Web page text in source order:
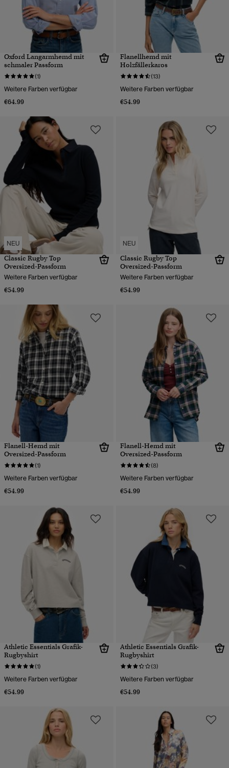
Oxford Langarmhemd mit
schmaler Passform
(1)
Weitere Farben verfügbar
€64.99
Flanellhemd mit
Holzfällerkaros
(13)
Weitere Farben verfügbar
€54.99
NEU
Classic Rugby Top
Oversized-Passform
Weitere Farben verfügbar
€54.99
NEU
Classic Rugby Top
Oversized-Passform
Weitere Farben verfügbar
€54.99
Flanell-Hemd mit
Oversized-Passform
(1)
Weitere Farben verfügbar
€54.99
Flanell-Hemd mit
Oversized-Passform
(8)
Weitere Farben verfügbar
€54.99
Athletic Essentials Grafik-
Rugbyshirt
(1)
Weitere Farben verfügbar
€54.99
Athletic Essentials Grafik-
Rugbyshirt
(3)
Weitere Farben verfügbar
€54.99